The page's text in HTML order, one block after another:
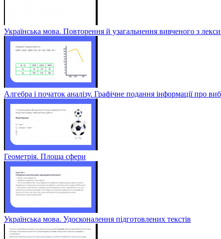
Українська мова. Повторення й узагальнення вивченого з
Алгебра і початок аналізу. Графічне подання інформації про
Геометрія. Площа сфери
Українська мова. Удосконалення підготовлених текстів